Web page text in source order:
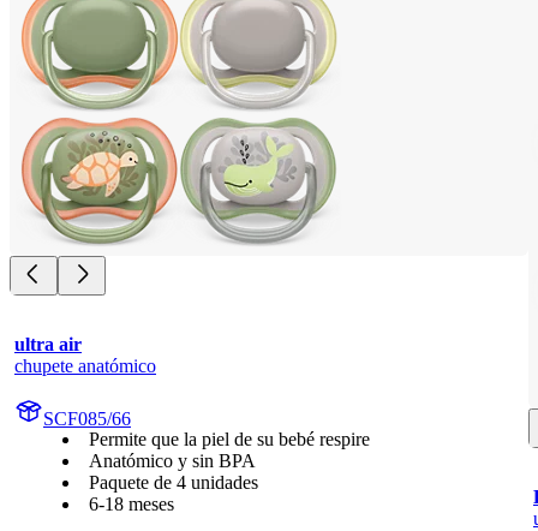
ultra air
chupete anatómico
SCF085/66
Permite que la piel de su bebé respire
Anatómico y sin BPA
Paquete de 4 unidades
6-18 meses